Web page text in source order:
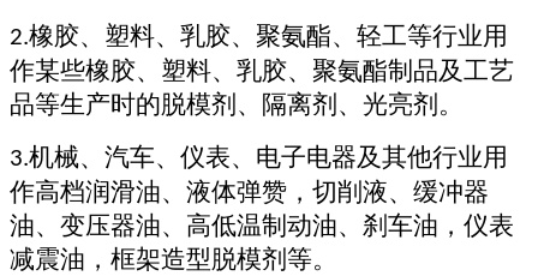
2.橡胶、塑料、乳胶、聚氨酯、轻工等行业用
作某些橡胶、塑料、乳胶、聚氨酯制品及工艺
品等生产时的脱模剂、隔离剂、光亮剂。
3.机械、汽车、仪表、电子电器及其他行业用
作高档润滑油、液体弹赞，切削液、缓冲器
油、变压器油、高低温制动油、刹车油，仪表
减震油，框架造型脱模剂等。